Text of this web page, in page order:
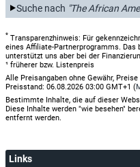
Suche nach "The African
* Transparenzhinweis: Für
eines Affiliate-Partnerprogramms. Das
unterstützt uns aber bei der
¹ früherer bzw. Listenpreis
Alle Preisangaben ohne Gewähr,
Preisstand: 06.08.2026 03:00 GMT+1 (
Bestimmte Inhalte, die auf dieser
Diese Inhalte werden "wie besehen"
entfernt werden.
Links